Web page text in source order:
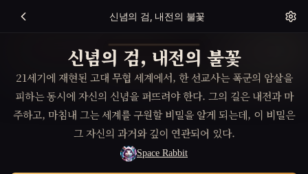
신념의 검, 내전의 불꽃
신념의 검, 내전의 불꽃
21세기에 재현된 고대 무협 세계에서, 한 선교사는 폭군의 암살을
피하는 동시에 자신의 신념을 퍼뜨려야 한다. 그의 길은 내전과 마
주하고, 마침내 그는 세계를 구원할 비밀을 알게 되는데, 이 비밀은
그 자신의 과거와 깊이 연관되어 있다.
Space Rabbit